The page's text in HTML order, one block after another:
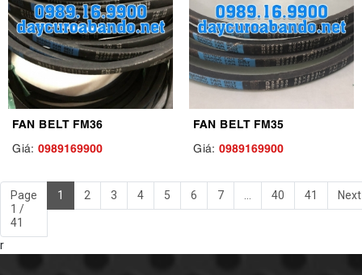
FAN BELT FM36
Giá: 0989169900
FAN BELT FM35
Giá: 0989169900
Page
1 /
41
1 2 3 4 5 6 7 ... 40 41 Next
r